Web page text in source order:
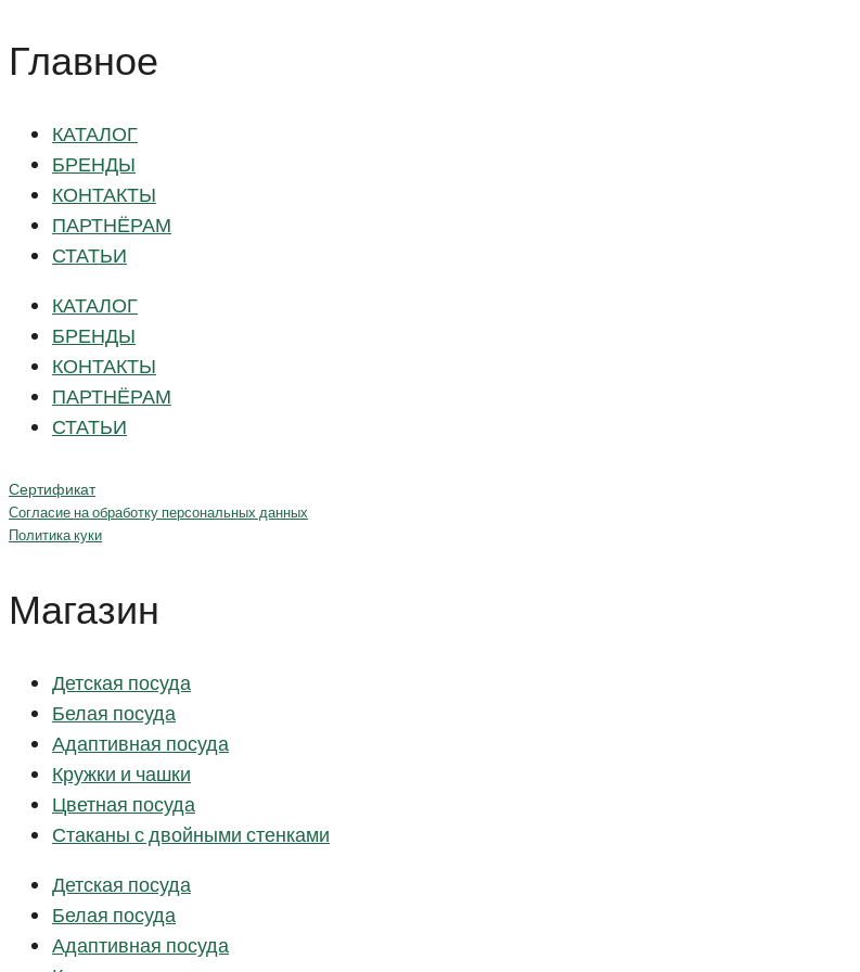
Главное
КАТАЛОГ
БРЕНДЫ
КОНТАКТЫ
ПАРТНЁРАМ
СТАТЬИ
КАТАЛОГ
БРЕНДЫ
КОНТАКТЫ
ПАРТНЁРАМ
СТАТЬИ
Сертификат
Согласие на обработку персональных данных
Политика куки
Магазин
Детская посуда
Белая посуда
Адаптивная посуда
Кружки и чашки
Цветная посуда
Стаканы с двойными стенками
Детская посуда
Белая посуда
Адаптивная посуда